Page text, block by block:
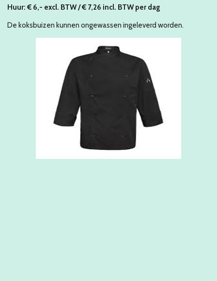
Huur: € 6,- excl. BTW / € 7,26 incl. BTW per dag
De koksbuizen kunnen ongewassen ingeleverd worden.